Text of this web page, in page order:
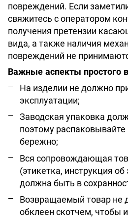
повреждений. Если
свяжитесь с оператором
получения претензии
вида, а также наличия
повреждений не
Важные аспекты простого
На изделии не должно
эксплуатации;
Заводская упаковка
поэтому распаковывайте
бережно;
Вся сопровождающая
(этикетка, инструкция
должна быть в
Возвращаемый товар не
обклеен скотчем, чтобы